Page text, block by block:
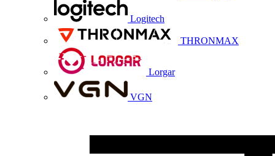
Logitech
THRONMAX
Lorgar
VGN